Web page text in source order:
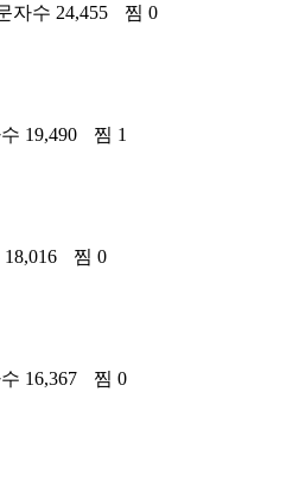
자수 24,455
찜 0
19,490
찜 1
찜 0
16,367
찜 0